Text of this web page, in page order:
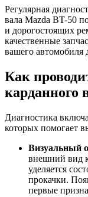
Регулярная
вала Mazda BT-50
и дорогостоящих
качественные
вашего автомобиля
Как
карданного
Диагностика
которых помогает
Визуальный
внешний вид
уделяется
прокачки.
первые